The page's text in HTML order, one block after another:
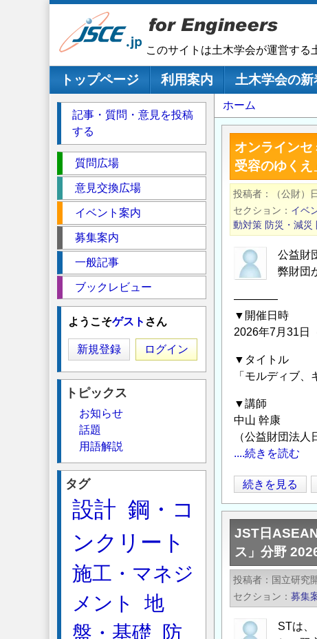
このサイトは土木学会が運営する
メインナビゲーション
トップページ 利用案内 土木学会の新
パ
ン
く
ず
ホーム
オンライン
受容のゆく
投稿者 （公財）
セクション
イベ
動対策 防災・減災
公益財
弊財団
――――
▼開催日時
2026年7月31日
▼タイトル
「モルディブ
▼講師
中山 幹康
（公益財団法
....続きを読む
オ
ン
ラ
イ
ン
セ
ミ
ナ
ー
続きを見る
JST日
ス」分野
投稿者 国立研究
セクション
募集
STは
記事・質問・意見を投稿
する
ク
シ
質問広場
意見交換広場
イベント案内
募集案内
一般記事
ブックレビュー
ようこそゲスト さん
新規登録 ログイン
トピックス
お知らせ
話題
用語解説
タグ
設計 鋼・コ
ンクリート
施工・マネジ
メント
地
盤・基礎
防